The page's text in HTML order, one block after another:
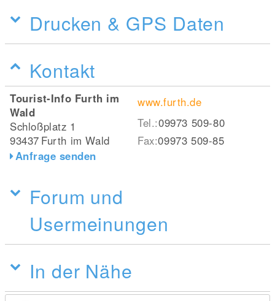
Drucken & GPS Daten
Kontakt
Tourist-Info Furth im
Wald
Schloßplatz 1
93437 Furth im Wald
Anfrage senden
www.furth.de
Tel.:09973 509-80
Fax:09973 509-85
Forum und
Usermeinungen
In der Nähe